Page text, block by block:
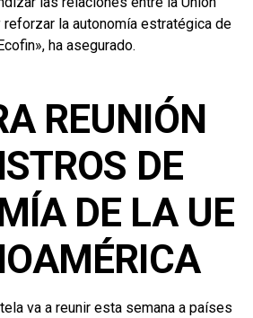
reforzar la autonomía estratégica de
ha asegurado.
REUNIÓN
DE
DE LA UE
va a reunir esta semana a países